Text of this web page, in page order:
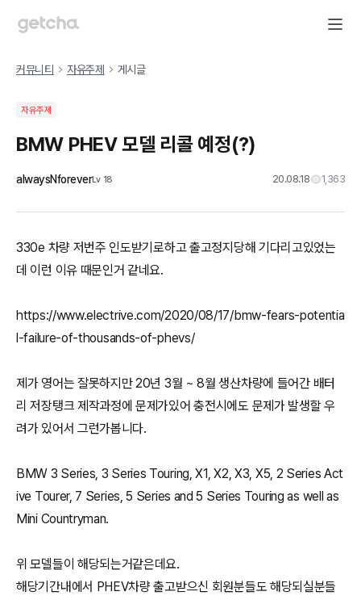
커뮤니티 자유주제 게시글
자유주제
BMW PHEV 모델 리콜 예정(?)
alwaysNforeverLv 18 20.08.18 1,363
330e 차량 저번주 인도받기로하고 출고정지당해 기다리고있었는
데 이런 이유 때문인거 같네요.
https://www.electrive.com/2020/08/17/bmw-fears-potentia
l-failure-of-thousands-of-phevs/
제가 영어는 잘못하지만 20년 3월 ~ 8월 생산차량에 들어간 배터
리 저장탱크 제작과정에 문제가있어 충전시에도 문제가 발생할 우
려가 있어서 그런가봅니다.
BMW 3 Series, 3 Series Touring, X1, X2, X3, X5, 2 Series Act
ive Tourer, 7 Series, 5 Series and 5 Series Touring as well as
Mini Countryman.
위 모델들이 해당되는거같은데요.
해당기간내에서 PHEV차량 출고받으신 회원분들도 해당되실분들